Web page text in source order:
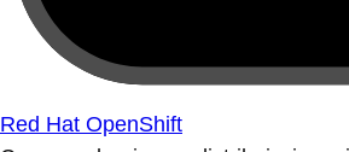
Red Hat OpenShift